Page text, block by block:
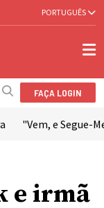
PORTUGUÊS
FAÇA LOGIN
"Vem, e Segue-
e irmã